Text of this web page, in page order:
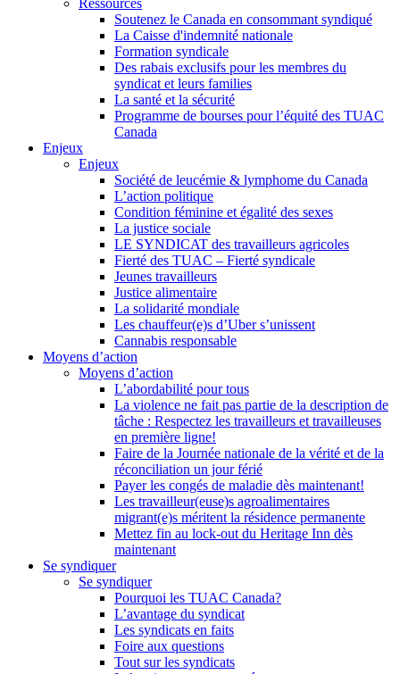
Ressources
Soutenez le Canada en consommant syndiqué
La Caisse d'indemnité nationale
Formation syndicale
Des rabais exclusifs pour les membres du
syndicat et leurs families
La santé et la sécurité
Programme de bourses pour l’équité des TUAC
Canada
Enjeux
Enjeux
Société de leucémie & lymphome du Canada
L’action politique
Condition féminine et égalité des sexes
La justice sociale
LE SYNDICAT des travailleurs agricoles
Fierté des TUAC – Fierté syndicale
Jeunes travailleurs
Justice alimentaire
La solidarité mondiale
Les chauffeur(e)s d’Uber s’unissent
Cannabis responsable
Moyens d’action
Moyens d’action
L’abordabilité pour tous
La violence ne fait pas partie de la description de
tâche : Respectez les travailleurs et travailleuses
en première ligne!
Faire de la Journée nationale de la vérité et de la
réconciliation un jour férié
Payer les congés de maladie dès maintenant!
Les travailleur(euse)s agroalimentaires
migrant(e)s méritent la résidence permanente
Mettez fin au lock-out du Heritage Inn dès
maintenant
Se syndiquer
Se syndiquer
Pourquoi les TUAC Canada?
L’avantage du syndicat
Les syndicats en faits
Foire aux questions
Tout sur les syndicats